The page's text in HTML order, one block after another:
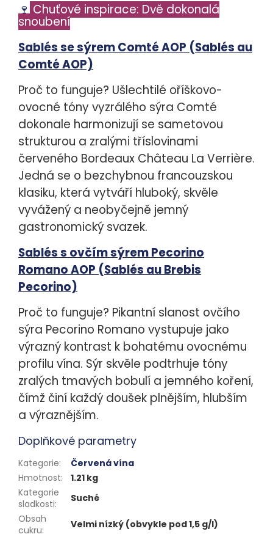
🍷 Chuťové inspirace: Dvě dokonalá
snoubení
Sablés se sýrem Comté AOP (Sablés au
Comté AOP)
Proč to funguje? Ušlechtilé oříškovo-
ovocné tóny vyzrálého sýra Comté
dokonale harmonizují se sametovou
strukturou a zralými tříslovinami
červeného Bordeaux Château La Verrière.
Jedná se o bezchybnou francouzskou
klasiku, která vytváří hluboký, skvěle
vyvážený a neobyčejně jemný
gastronomický svazek.
Sablés s ovčím sýrem Pecorino
Romano AOP (Sablés au Brebis
Pecorino)
Proč to funguje? Pikantní slanost ovčího
sýra Pecorino Romano vystupuje jako
výrazný kontrast k bohatému ovocnému
profilu vína. Sýr skvěle podtrhuje tóny
zralých tmavých bobulí a jemného koření,
čímž činí každý doušek plnějším, hlubším
a výraznějším.
Doplňkové parametry
Kategorie:
Červená vína
Hmotnost:
1.21 kg
Kategorie
sladkosti:
Suché
Obsah
cukru:
Velmi nízký (obvykle pod 1,5 g/l)